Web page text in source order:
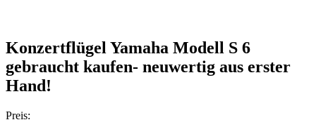
Konzertflügel Yamaha Modell S 6
gebraucht kaufen- neuwertig aus erster
Hand!
Preis: